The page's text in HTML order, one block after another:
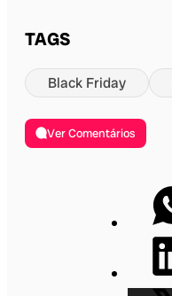
TAGS
Black Friday
Ver Comentários